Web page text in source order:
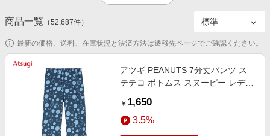
ペット・花・DIY・車
旅行・レジャー・ホテル予約
生活・お役立ち
金融・マネー・保険
デジタルコンテンツ
旅行特集
お中元特集2026
わくわく夏特集
とことん買い物チャレンジ
Apple公式サイト×楽天カード分割払い
Qoo10メガポ
1.5% 4.5%
2.0% 掲載終了
商品一覧 （52,687件）
最新の価格、送料、在庫状況と決済方法は遷移先ページでご確認ください。
アツギ PEANUTS 7分丈パンツ ス
テテコ ボトムス スヌーピー レディ
￥ 1,650
3.5%